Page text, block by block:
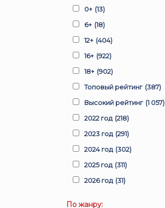
0+ (13)
6+ (18)
12+ (404)
16+ (922)
18+ (902)
Топовый рейтинг (387)
Высокий рейтинг (1 057)
2022 год (218)
2023 год (291)
2024 год (302)
2025 год (311)
2026 год (31)
По жанру: